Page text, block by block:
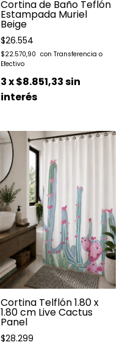
Cortina de Baño Teflón
Estampada Muriel
Beige
$26.554
$22.570,90
3x$8.851,33sin
interés
Cortina Telflón 1.80 x
1.80 cm Live Cactus
Panel
$28.299